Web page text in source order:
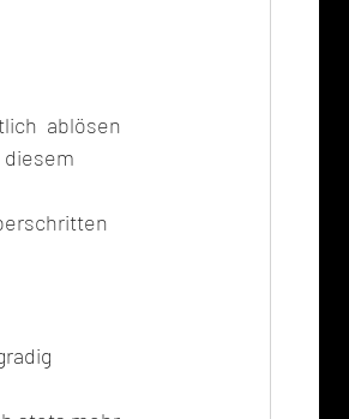
ablösen
diesem